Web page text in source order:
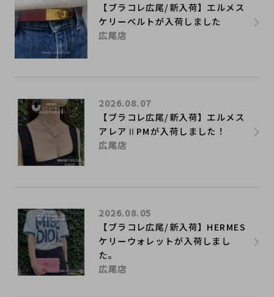
【ブラコレ広尾/新入荷】エルメス
ケリーベルトが入荷しました
広尾店
【ブラコレ広尾/新入荷】エルメス
アレアⅡPMが入荷しました！
2026.08.07
広尾店
【ブラコレ広尾/新入荷】HERMES
ケリーウォレットが入荷しまし
た。
2026.08.05
広尾店